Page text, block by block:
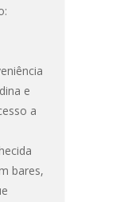
e
a
bares,